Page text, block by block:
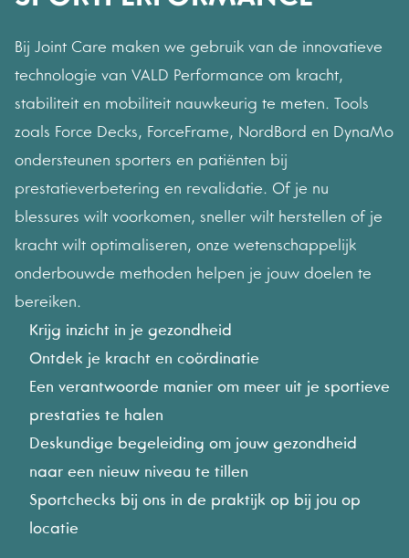
Bij Joint Care maken we gebruik van de innovatieve
technologie van VALD Performance om kracht,
stabiliteit en mobiliteit nauwkeurig te meten. Tools
zoals Force Decks, ForceFrame, NordBord en DynaMo
ondersteunen sporters en patiënten bij
prestatieverbetering en revalidatie. Of je nu
blessures wilt voorkomen, sneller wilt herstellen of je
kracht wilt optimaliseren, onze wetenschappelijk
onderbouwde methoden helpen je jouw doelen te
bereiken.
Krijg inzicht in je gezondheid
Ontdek je kracht en coördinatie
Een verantwoorde manier om meer uit je sportieve
prestaties te halen
Deskundige begeleiding om jouw gezondheid
naar een nieuw niveau te tillen
Sportchecks bij ons in de praktijk op bij jou op
locatie